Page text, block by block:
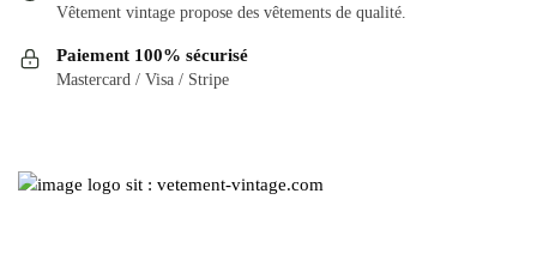
Vêtement vintage propose des vêtements de qualité.
Paiement 100% sécurisé
Mastercard / Visa / Stripe